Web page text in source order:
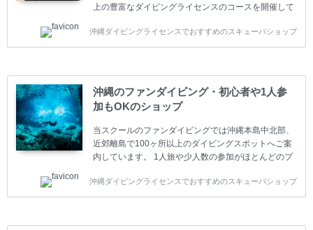
上の豊富なダイビングライセンスのコースを開催して
(TEC)のコースもご用意しています。 当スクールを受
講するお客様は一人参加などの少人数のご参加が最も
スクールです。各種ダイビングライセンス取得コース
は年間を通じてキャンペーンを行っています。 ベーシ
ックダイバー(Cカード) 1日間+eラーニング 最安値キ
ャンペーン ￥22800(税込) ￥16800(税込) 器材 / 送
迎 / 保険 / 全て込み ダイビング...
沖縄ダイビングライセンスでおすすめのスキューバショップ
沖縄のファンダイビング・初心者や1人参
加もOKのショップ
当スクールのファンダイビングでは沖縄本島中北部、
近郊離島で100ヶ所以上のダイビングスポットへご案
内しています。 1人旅や少人数の参加がほとんどのプ
の方も安心して楽しめるようにリフレッシュダイビン
グコースもご用意しています。お1人様も初心者の方
イセンスを取得したお客様、ファンダイビングのリピ
沖縄ダイビングライセンスでおすすめのスキューバショップ